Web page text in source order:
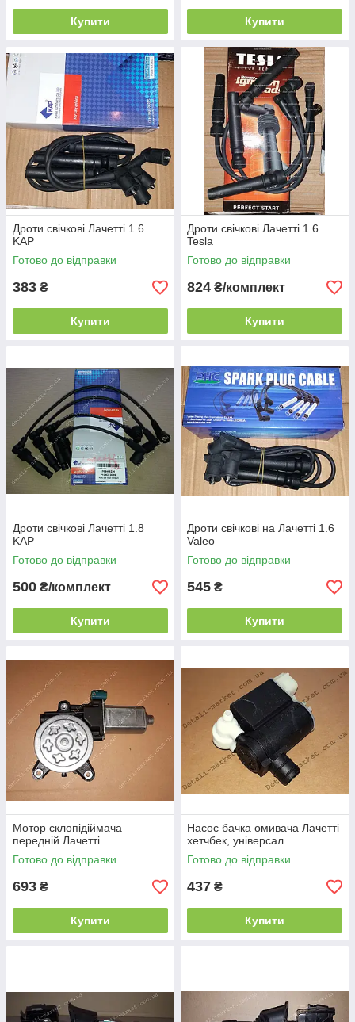
Купити Купити
Дроти свічкові Лачетті 1.6
KAP
Готово до відправки
383 ₴
Купити
Дроти свічкові Лачетті 1.6
Tesla
Готово до відправки
824 ₴/комплект
Купити
Дроти свічкові Лачетті 1.8
KAP
Готово до відправки
500 ₴/комплект
Купити
Дроти свічкові на Лачетті 1.6
Valeo
Готово до відправки
545 ₴
Купити
Мотор склопідіймача
передній Лачетті
Готово до відправки
693 ₴
Купити
Насос бачка омивача Лачетті
хетчбек, універсал
Готово до відправки
437 ₴
Купити